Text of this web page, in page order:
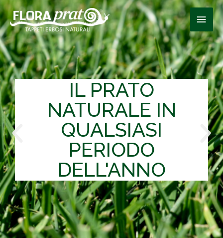
IL PRATO
NATURALE IN
QUALSIASI
PERIODO
DELL'ANNO